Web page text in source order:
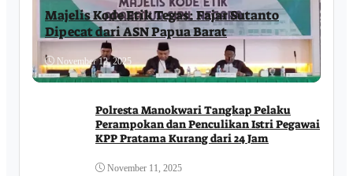
Majelis Kode Etik Tegas: Fajar Sutanto
Dipecat dari ASN Papua Barat
November 12, 2025
Polresta Manokwari Tangkap Pelaku
Perampokan dan Penculikan Istri Pegawai
KPP Pratama Kurang dari 24 Jam
November 11, 2025